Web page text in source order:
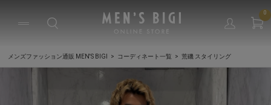
0
メンズファッション通販 MEN'S BIGI コーディネート一覧 荒磯 スタイリング